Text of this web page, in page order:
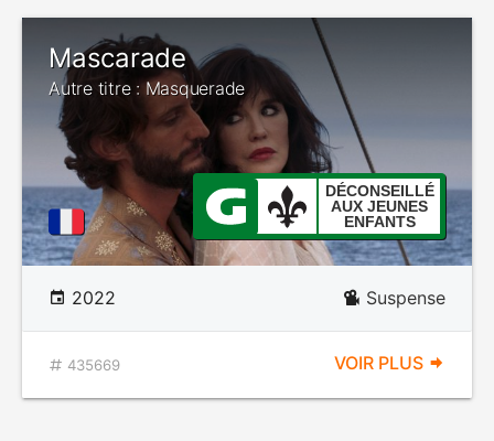
Mascarade
Autre titre : Masquerade
DÉCONSEILLÉ
AUX JEUNES
ENFANTS
2022 Suspense
435669 VOIR PLUS